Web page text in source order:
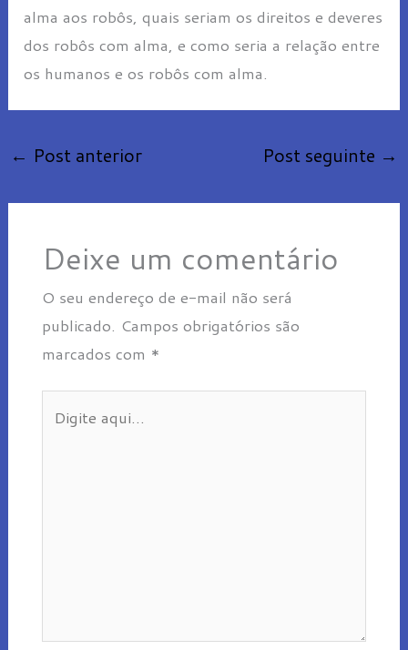
alma aos robôs, quais seriam os direitos e deveres
dos robôs com alma, e como seria a relação entre
os humanos e os robôs com alma.
← Post anterior Post seguinte →
Deixe um comentário
O seu endereço de e-mail não será
publicado. Campos obrigatórios são
marcados com *
aqui...